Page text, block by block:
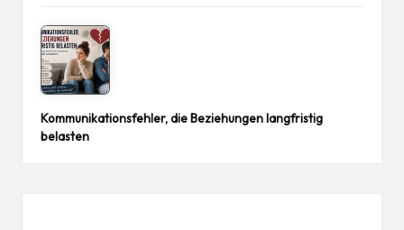
Kommunikationsfehler, die Beziehungen langfristig
belasten